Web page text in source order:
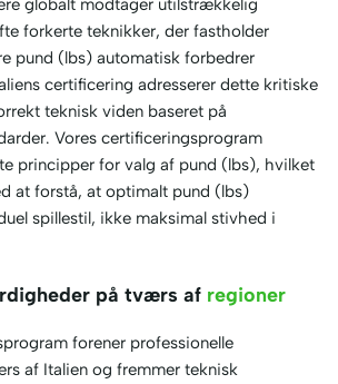
globalt modtager utilstrækkelig
forkerte teknikker, der fastholder
pund (lbs) automatisk forbedrer
certificering adresserer dette kritiske
teknisk viden baseret på
Vores certificeringsprogram
principper for valg af pund (lbs), hvilket
at forstå, at optimalt pund (lbs)
spillestil, ikke maksimal stivhed i
på tværs af regioner
forener professionelle
af Italien og fremmer teknisk